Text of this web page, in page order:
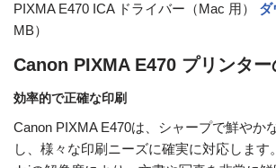
PIXMA E470 ICA ドライバー（Mac 用） ダ
MB）
Canon PIXMA E470 プリンター
効率的で正確な印刷
Canon PIXMA E470は、シャープで鮮やか
し、様々な印刷ニーズに確実に対応します